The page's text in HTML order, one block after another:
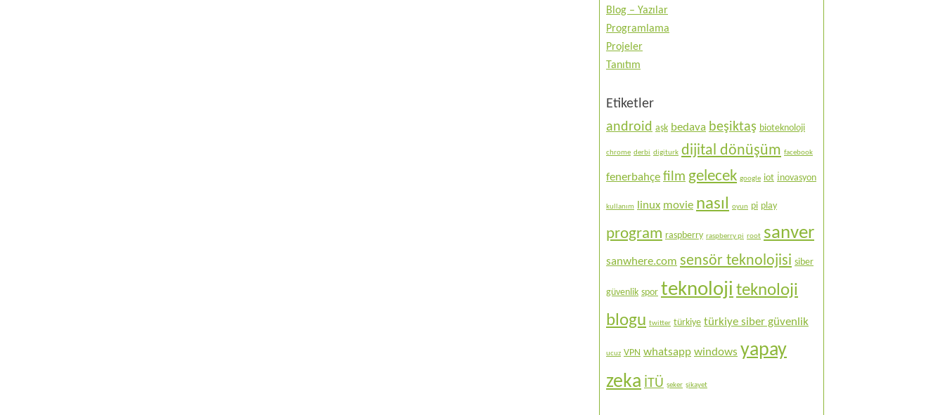
Blog – Yazılar
Programlama
Projeler
Tanıtım
Etiketler
android aşk bedava beşiktaş bioteknoloji
chrome derbi digiturk dijital dönüşüm facebook
fenerbahçe film gelecek google iot i̇novasyon
kullanım linux movie nasıl oyun pi play
program raspberry raspberry pi root sanver
sanwhere.com sensör teknolojisi siber
güvenlik spor teknoloji teknoloji
blogu twitter türkiye türkiye siber güvenlik
ucuz VPN whatsapp windows yapay
zeka İTÜ şeker şikayet